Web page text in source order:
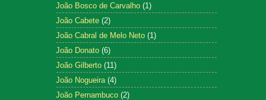
João Bosco de Carvalho (1)
João Cabete (2)
João Cabral de Melo Neto (1)
João Donato (6)
João Gilberto (11)
João Nogueira (4)
João Pernambuco (2)